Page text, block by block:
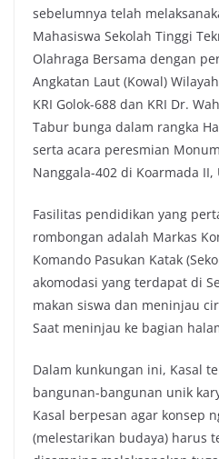
sebelumnya telah
Mahasiswa Sekolah Tinggi
Olahraga Bersama dengan
Angkatan Laut (Kowal)
KRI Golok-688 dan KRI Dr.
Tabur bunga dalam rangka
serta acara peresmian
Nanggala-402 di Koarmada II,
Fasilitas pendidikan yang
rombongan adalah Markas
Komando Pasukan Katak
akomodasi yang terdapat di
makan siswa dan meninjau
Saat meninjau ke bagian
Dalam kunkungan ini, Kasal
bangunan-bangunan unik
Kasal berpesan agar konsep
(melestarikan budaya) harus